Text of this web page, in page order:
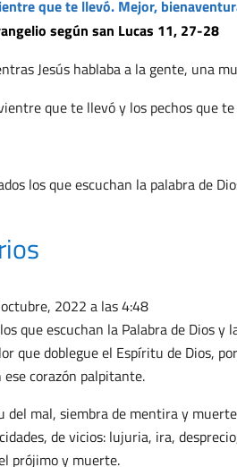
que te llevó. Mejor,
según san Lucas 11, 27-28
Jesús hablaba a la gente, una
que te llevó y los pechos que
los que escuchan la palabra de
2022 a las 4:48
que escuchan la Palabra de Dios y
que doblegue el Espíritu de Dios,
ese corazón palpitante.
del mal, siembra de mentira y
de vicios: lujuria, ira,
prójimo y muerte.